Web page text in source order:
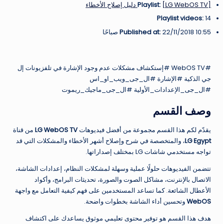
Playlist: [LG WebOS TV] دليل إصلاح الأخطاء
Playlist videos:14
Published at:22/11/2018 10:55 صباحًا
#WebOS TV #إستكشاف مشكلات عدم وجود الإشارة في تلفزيونات إل
جي الذكية #الإشارة #ال_جى_ويب_او_اس
#ال_جى_الإعدادات_الأولية #ال_جى_ماجيك_ريموت
وصف القسم
يقدّم لكم هذا القسم مجموعة من أفضل فيديوهاتLG WebOS TV من قناة
LG Egypt، والمتخصصة في شرح وإصلاح أشهر الأخطاء والمشكلات التي قد
تواجه مستخدمي شاشات LG بمختلف إصداراتها.
تتضمن الفيديوهات حلولًا عملية وسهلة لمشكلات النظام، إعدادات الشاشة،
الاتصال بالإنترنت، مشاكل الصوت والصورة، تحديثات البرامج، وأكواد
الأعطال الشائعة. كما تساعد المستخدمين على فهم كيفية التعامل مع واجهة
WebOSوتحسين أداء الشاشة بخطوات واضحة.
هدف هذا القسم هو توفير محتوى تعليمي موثوق يساعدك على اكتشاف